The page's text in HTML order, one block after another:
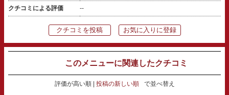
クチコミによる評価 --
クチコミを投稿 お気に入りに登録
このメニューに関連したクチコミ
評価が高い順 投稿の新しい順 で並べ替え